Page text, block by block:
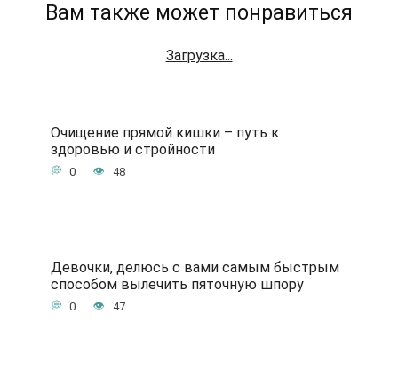
Вам также может понравиться
Загрузка...
Очищение прямой кишки – путь к
здоровью и стройности
0 48
Девочки, делюсь с вами самым быстрым
способом вылечить пяточную шпору
0 47